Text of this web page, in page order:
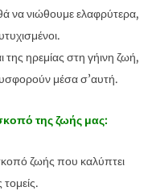
να νιώθουμε ελαφρύτερα,
της ηρεμίας στη γήινη ζωή,
μέσα σ’αυτή.
της ζωής μας:
ζωής που καλύπτει